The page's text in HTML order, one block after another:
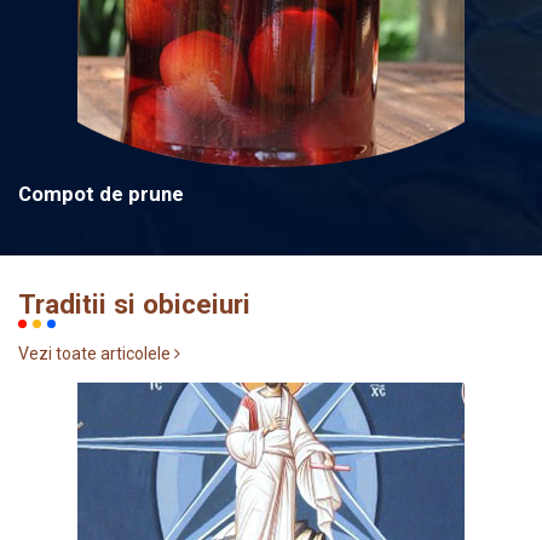
Compot de prune
Traditii si obiceiuri
Vezi toate articolele